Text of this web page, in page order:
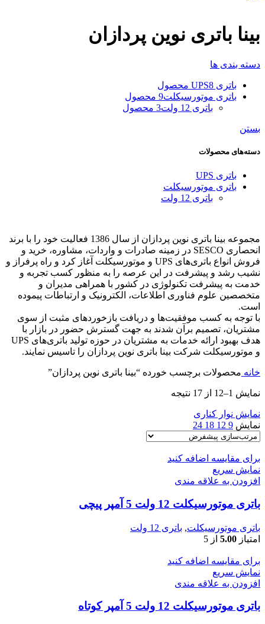
بینا باتری نوین پردازان
دسته بندی ها
باتری UPS 8 محصول
باتری موتورسیکلت9 محصول
باتری 12 ولت
3 محصول
بستن
دسته‌های محصولات
باتری UPS
باتری موتورسیکلت
باتری 12 ولت
مجموعه بینا باتری نوین پردازان از سال 1386 فعالیت خود را با برند
انحصاری SESCO در زمینه صادرات و واردات، مشاوره، خرید و
فروش انواع باتری‌های UPS و موتورسیکلت آغاز کرد و راه پرفراز و
نشیب رشد و پیشرفت در این عرصه را به منظور کسب تجربه و
خدمت به پیشرفت تکنولوژی در کشور با همراهی مدیران و
متخصصین علوم فناوری اطلاعات، الکترونیک و ارتباطات پیموده
است.
با توجه به کسب موفقیت‌ها و دریافت بازخوردهای مثبت از سوی
مشتریان، تصمیم برآن شدند به جهت گسترش حضور در بازار با
هدف بهبود ارائه خدمات به مشتریان در حوزه تولید باتری‌های UPS
و موتورسیکلت شرکت بینا باتری نوین پردازان را تاسیس نمایند.
خانه محصولات برچسب خورده “بینا باتری نوین پردازان”
نمایش 1–12 از 17 نتیجه
نمایش نوار کناری
نمایش 9
12
18
24
برای مقایسه اضافه کنید
نمایش سریع
افزودن به علاقه مندی
باتری موتورسیکلت 12 ولت 5 آمپر پیچی
باتری موتورسیکلت, باتری 12 ولت
امتیاز 5.00 از 5
برای مقایسه اضافه کنید
نمایش سریع
افزودن به علاقه مندی
باتری موتورسیکلت 12 ولت 5 آمپر کوتاه